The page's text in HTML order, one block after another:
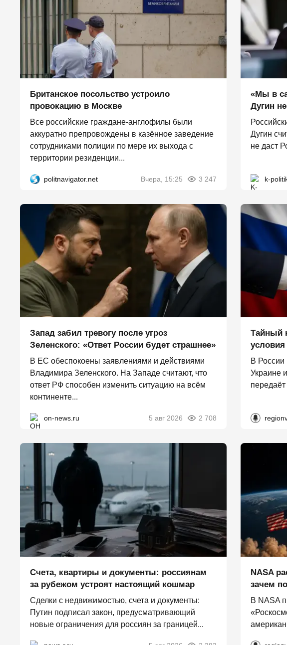
Британское посольство устроило
провокацию в Москве
Все российские граждане-англофилы были
аккуратно препровождены в казённое заведение
сотрудниками полиции по мере их выхода с
территории резиденции...
politnavigator.net Вчера, 15:25 3 247
«Мы в
Дугин
Дугин
не даст
k-
Запад забил тревогу после угроз
Зеленского: «Ответ России будет страшнее»
В ЕС обеспокоены заявлениями и действиями
Владимира Зеленского. На Западе считают, что
ответ РФ способен изменить ситуацию на всём
континенте...
on-news.ru 5 авг 2026 2 708
Тайный
В России
Украине
передаёт
Счета, квартиры и документы: россиянам
за рубежом устроят настоящий кошмар
Сделки с недвижимостью, счета и документы:
Путин подписал закон, предусматривающий
новые ограничения для россиян за границей...
NASA
зачем
В NASA